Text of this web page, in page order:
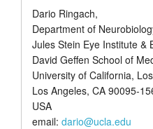
Dario Ringach,
Department of
Jules Stein Eye Institute &
David Geffen School of
University of California,
Los Angeles, CA 90095-
USA
email: dario@ucla.edu